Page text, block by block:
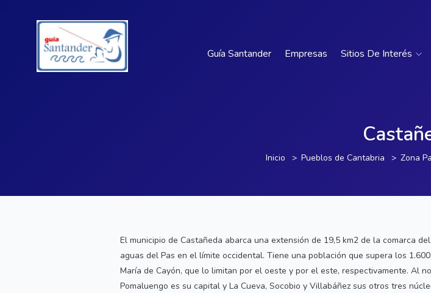
Guía Santander Empresas Sitios De Interés
Inicio Pueblos de Cantabria Zona
El municipio de Castañeda abarca una extensión de 19,5 km2 de la comarca
aguas del Pas en el límite occidental. Tiene una población que supera los
María de Cayón, que lo limitan por el oeste y por el este, respectivamente. Al
Pomaluengo es su capital y La Cueva, Socobio y Villabáñez sus otros tres